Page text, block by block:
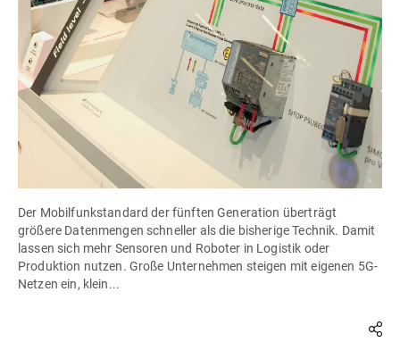
Der Mobilfunkstandard der fünften Generation überträgt
größere Datenmengen schneller als die bisherige Technik. Damit
lassen sich mehr Sensoren und Roboter in Logistik oder
Produktion nutzen. Große Unternehmen steigen mit eigenen 5G-
Netzen ein, klein...